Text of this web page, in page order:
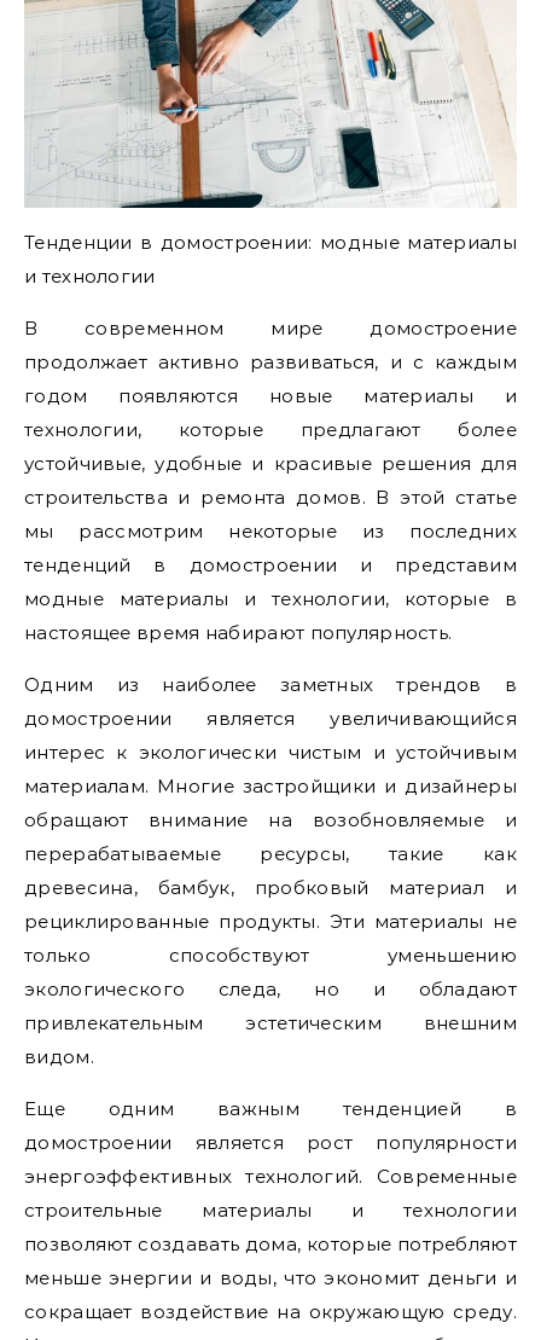
Тенденции в домостроении: модные материалы
и технологии
В современном мире домостроение
продолжает активно развиваться, и с каждым
годом появляются новые материалы и
технологии, которые предлагают более
устойчивые, удобные и красивые решения для
строительства и ремонта домов. В этой статье
мы рассмотрим некоторые из последних
тенденций в домостроении и представим
модные материалы и технологии, которые в
настоящее время набирают популярность.
Одним из наиболее заметных трендов в
домостроении является увеличивающийся
интерес к экологически чистым и устойчивым
материалам. Многие застройщики и дизайнеры
обращают внимание на возобновляемые и
перерабатываемые ресурсы, такие как
древесина, бамбук, пробковый материал и
рециклированные продукты. Эти материалы не
только способствуют уменьшению
экологического следа, но и обладают
привлекательным эстетическим внешним
видом.
Еще одним важным тенденцией в
домостроении является рост популярности
энергоэффективных технологий. Современные
строительные материалы и технологии
позволяют создавать дома, которые потребляют
меньше энергии и воды, что экономит деньги и
сокращает воздействие на окружающую среду.